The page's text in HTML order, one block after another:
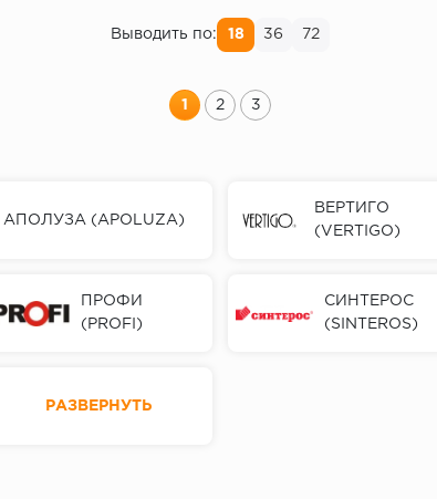
Выводить по: 18 36 72
1 2 3
АПОЛУЗА (APOLUZA)
ВЕРТИГО
(VERTIGO)
ПРОФИ
(PROFI)
СИНТЕРОС
(SINTEROS)
РАЗВЕРНУТЬ